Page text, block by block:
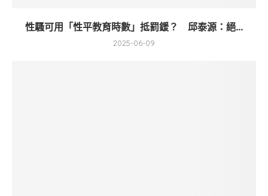
性騷可用「性平教育時數」抵罰鍰？ 邱泰源：絕...
2025-06-09